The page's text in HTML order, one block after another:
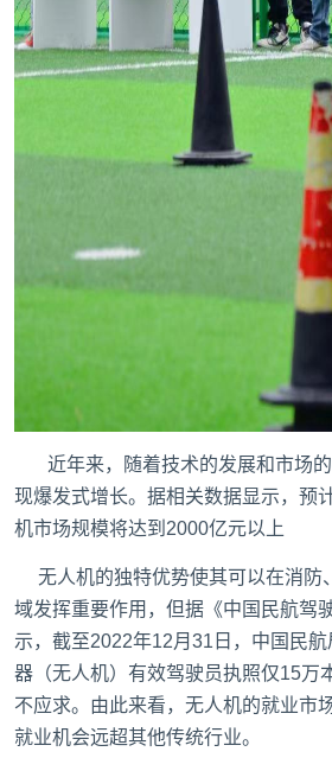
近年来，随着技术的发展和市场的
现爆发式增长。据相关数据显示，预
机市场规模将达到2000亿元以上
无人机的独特优势使其可以在消防
域发挥重要作用，但据《中国民航驾
示，截至2022年12月31日，中国民
器（无人机）有效驾驶员执照仅15万
不应求。由此来看，无人机的就业市
就业机会远超其他传统行业。